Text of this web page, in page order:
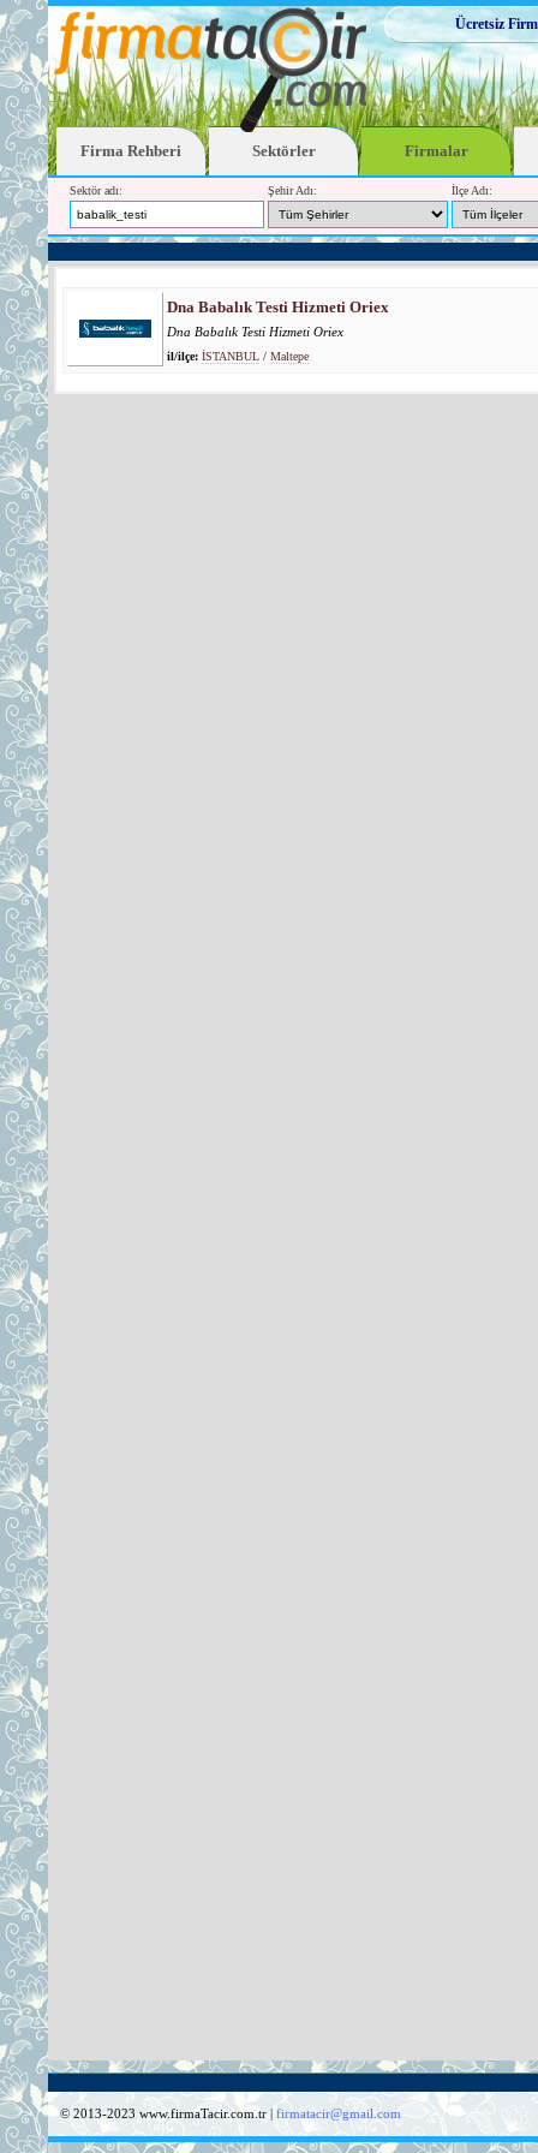
Ücretsiz
Firma Rehberi Sektörler Firmalar
Sektör adı: Şehir Adı: İlçe Adı:
Dna Babalık Testi Hizmeti Oriex
Dna Babalık Testi Hizmeti Oriex
il/ilçe: İSTANBUL / Maltepe
© 2013-2023 www.firmaTacir.com.tr | firmatacir@gmail.com